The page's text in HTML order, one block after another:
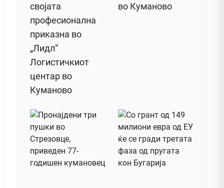
својата
професионална
приказна во
„Лидл“
Логистичкиот
центар во
Куманово
во Куманово